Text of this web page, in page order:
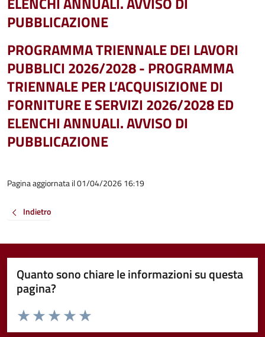
PUBBLICAZIONE
PROGRAMMA TRIENNALE DEI LAVORI
PUBBLICI 2026/2028 - PROGRAMMA
TRIENNALE PER L’ACQUISIZIONE DI
FORNITURE E SERVIZI 2026/2028 ED
ELENCHI ANNUALI. AVVISO DI
PUBBLICAZIONE
Pagina aggiornata il 01/04/2026 16:19
Indietro
Quanto sono chiare le informazioni su questa
pagina?
Valuta da 1 a 5 stelle la pagina
Valuta 5 stelle su 5
Valuta 4 stelle su 5
Valuta 3 stelle su 5
Valuta 2 stelle su 5
Valuta 1 stelle su 5